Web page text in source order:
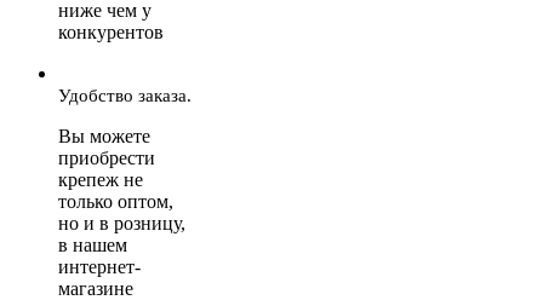
ниже чем у
конкурентов
Удобство заказа.
Вы можете
приобрести
крепеж не
только оптом,
но и в розницу,
в нашем
интернет-
магазине